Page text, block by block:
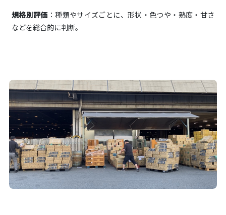
規格別評価：種類やサイズごとに、形状・色つや・熟度・甘さ
などを総合的に判断。